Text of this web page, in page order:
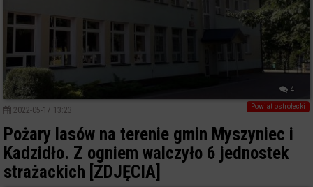
4
Powiat ostrołecki
2022-05-17 13:23
Pożary lasów na terenie gmin Myszyniec i
Kadzidło. Z ogniem walczyło 6 jednostek
strażackich [ZDJĘCIA]